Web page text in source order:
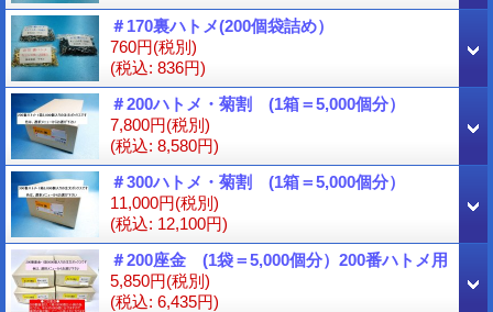
＃170裏ハトメ(200個袋詰め）
760円(税別)
(税込: 836円)
＃200ハトメ・菊割 (1箱＝5,000個分）
7,800円(税別)
(税込: 8,580円)
＃300ハトメ・菊割 (1箱＝5,000個分）
11,000円(税別)
(税込: 12,100円)
＃200座金 (1袋＝5,000個分）200番ハトメ用
5,850円(税別)
(税込: 6,435円)